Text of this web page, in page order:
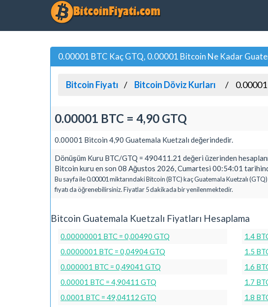
0.00001 BTC Kaç GTQ, 0.00001 Bitcoin Ne Kadar
Bitcoin Fiyatı Bitcoin Döviz Kurları
0.00001 BTC = 4,90 GTQ
0.00001 Bitcoin 4,90 Guatemala Kuetzalı değerindedir.
Dönüşüm Kuru BTC/GTQ = 490411.21 değeri üzerinden
Bitcoin kuru en son 08 Ağustos 2026, Cumartesi 00:54:01
Bu sayfa ile 0.00001 miktarındaki Bitcoin (BTC) kaç Guatemala Kuetzalı
fiyatı da öğrenebilirsiniz. Fiyatlar 5 dakikada bir yenilenmektedir.
Bitcoin Guatemala Kuetzalı Fiyatları Hesaplama
0.00000001 BTC = 0,00490 GTQ
0.0000001 BTC = 0,04904 GTQ
0.000001 BTC = 0,49041 GTQ
0.00001 BTC = 4,90411 GTQ
0.0001 BTC = 49,04112 GTQ
1.4
1.5
1.6
1.7
1.8